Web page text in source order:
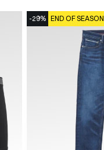
-29% END OF SEASON